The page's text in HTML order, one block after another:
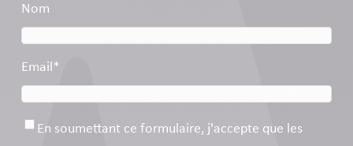
Nom
Email *
Consentement*
En soumettant ce formulaire, j'accepte que les